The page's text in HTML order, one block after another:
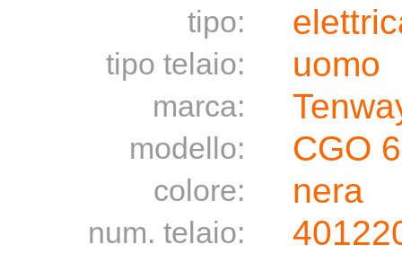
tipo:
tipo telaio: uomo
marca:
modello: CGO
colore: nera
num. telaio: